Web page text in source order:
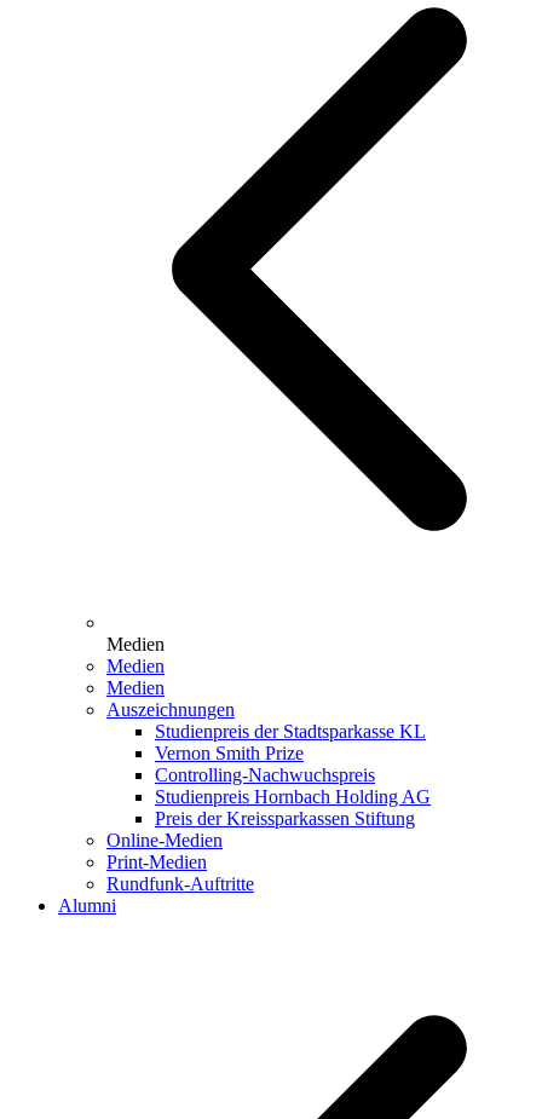
Medien
Medien
Medien
Auszeichnungen
Studienpreis der Stadtsparkasse KL
Vernon Smith Prize
Controlling-Nachwuchspreis
Studienpreis Hornbach Holding AG
Preis der Kreissparkassen Stiftung
Online-Medien
Print-Medien
Rundfunk-Auftritte
Alumni